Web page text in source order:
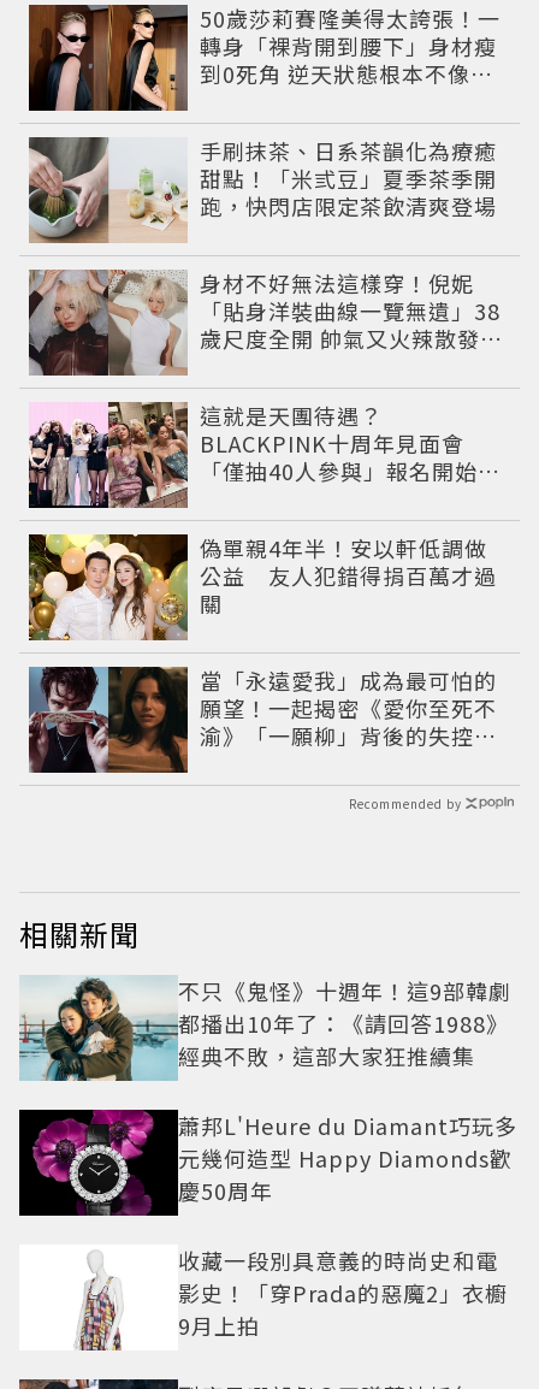
50歲莎莉賽隆美得太誇張！一
轉身「裸背開到腰下」身材瘦
到0死角 逆天狀態根本不像年
手刷抹茶、日系茶韻化為療癒
甜點！「米弎豆」夏季茶季開
跑，快閃店限定茶飲清爽登場
身材不好無法這樣穿！倪妮
「貼身洋裝曲線一覽無遺」38
歲尺度全開 帥氣又火辣散發獨
這就是天團待遇？
BLACKPINK十周年見面會
「僅抽40人參與」報名開始到
偽單親4年半！安以軒低調做
公益 友人犯錯得捐百萬才過
關
當「永遠愛我」成為最可怕的
願望！一起揭密《愛你至死不
渝》「一願柳」背後的失控愛
Recommended by
相關新聞
不只《鬼怪》十週年！這9部韓劇
都播出10年了：《請回答1988》
經典不敗，這部大家狂推續集
蕭邦L'Heure du Diamant巧玩多
元幾何造型 Happy Diamonds歡
慶50周年
收藏一段別具意義的時尚史和電
影史！「穿Prada的惡魔2」衣櫥
9月上拍